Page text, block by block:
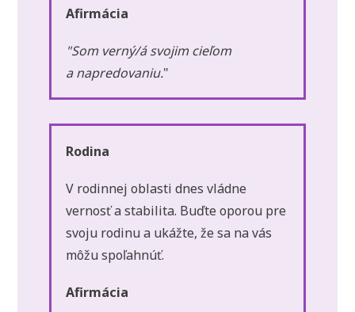
Afirmácia
"Som verný/á svojim cieľom
a napredovaniu."
Rodina
V rodinnej oblasti dnes vládne
vernosť a stabilita. Buďte oporou pre
svoju rodinu a ukážte, že sa na vás
môžu spoľahnúť.
Afirmácia